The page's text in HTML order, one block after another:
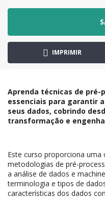
IMPRIMIR
Aprenda técnicas de pré-
essenciais para garantir
seus dados, cobrindo
transformação e
Este curso proporciona
metodologias de pré-
a análise de dados e
terminologia e tipos de
características dos dados